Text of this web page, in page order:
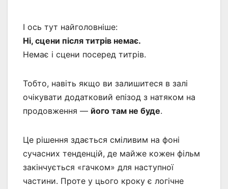
І ось тут найголовніше:
Ні, сцени після титрів немає.
Немає і сцени посеред титрів.
Тобто, навіть якщо ви залишитеся в залі
очікувати додатковий епізод з натяком на
продовження — його там не буде.
Це рішення здається сміливим на фоні
сучасних тенденцій, де майже кожен фільм
закінчується «гачком» для наступної
частини. Проте у цього кроку є логічне